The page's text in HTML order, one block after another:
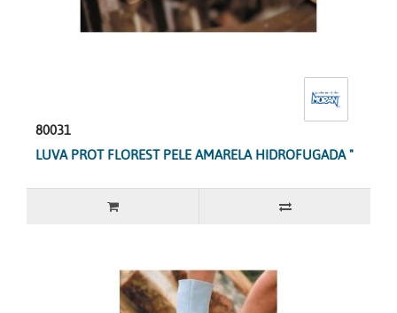
80031
LUVA PROT FLOREST PELE AMARELA HIDROFUGADA "